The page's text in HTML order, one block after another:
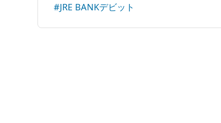
#JRE BANKデビット